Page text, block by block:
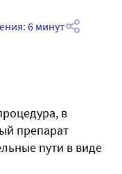
6 минут
в
препарат
пути в виде